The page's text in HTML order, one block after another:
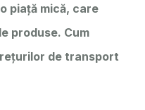
piață mică, care
produse. Cum
de transport